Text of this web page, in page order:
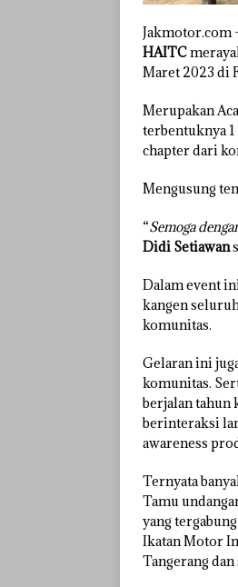
Jakmotor.com
HAITC
Maret 2023 di
Merupakan
terbentuknya
chapter dari
Mengusung
“Semoga
Didi Setiawan
Dalam event
kangen
komunitas.
Gelaran ini
komunitas.
berjalan tahun
berinteraksi
awareness
Ternyata
Tamu
yang
Ikatan Motor
Tangerang